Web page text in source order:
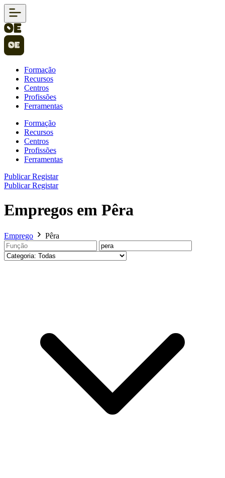
Formação
Recursos
Centros
Profissões
Ferramentas
Formação
Recursos
Centros
Profissões
Ferramentas
PublicarRegistar
PublicarRegistar
Empregos em Pêra
Emprego Pêra